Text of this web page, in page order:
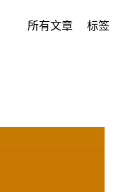
所有文章 标签